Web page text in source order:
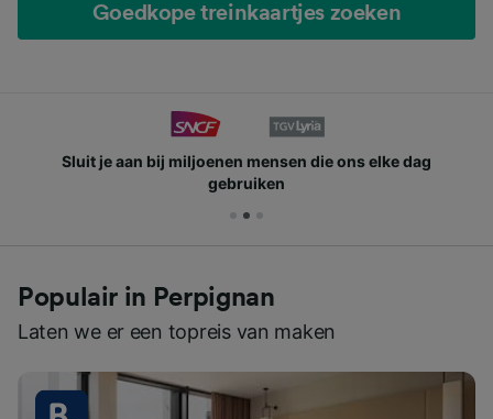
Goedkope treinkaartjes zoeken
Sluit je aan bij miljoenen mensen die ons elke dag
gebruiken
Populair in Perpignan
Laten we er een topreis van maken